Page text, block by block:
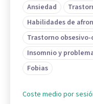
Ansiedad
Habilidades de
Trastorno
Insomnio y
Fobias
Coste medio por